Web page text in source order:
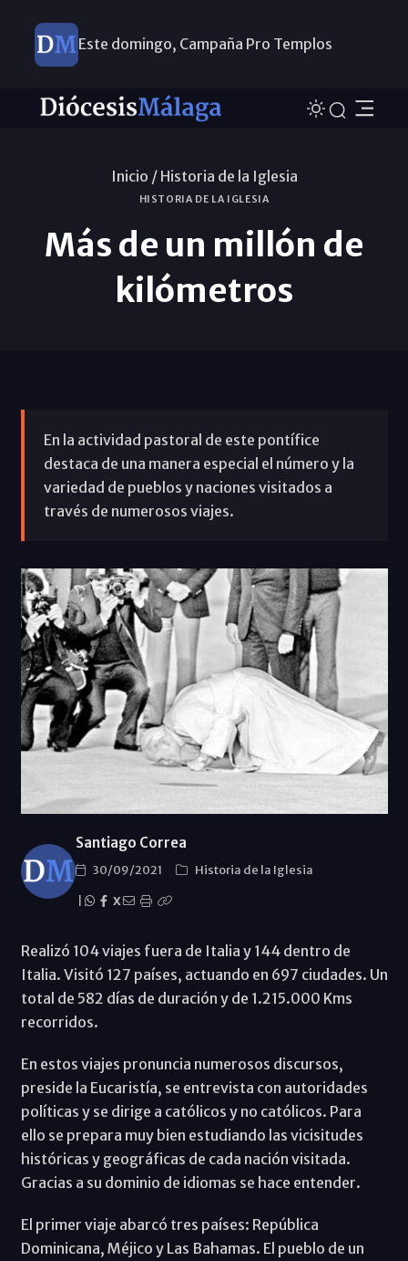
Este domingo, Campaña Pro Templos
Inicio / Historia de la Iglesia
HISTORIA DE LA IGLESIA
Más de un millón de
kilómetros
En la actividad pastoral de este pontífice
destaca de una manera especial el número y la
variedad de pueblos y naciones visitados a
través de numerosos viajes.
Santiago Correa
30/09/2021
Historia de la Iglesia
X
Realizó 104 viajes fuera de Italia y 144 dentro de
Italia. Visitó 127 países, actuando en 697 ciudades. Un
total de 582 días de duración y de 1.215.000 Kms
recorridos.
En estos viajes pronuncia numerosos discursos,
preside la Eucaristía, se entrevista con autoridades
políticas y se dirige a católicos y no católicos. Para
ello se prepara muy bien estudiando las vicisitudes
históricas y geográficas de cada nación visitada.
Gracias a su dominio de idiomas se hace entender.
El primer viaje abarcó tres países: República
Dominicana, Méjico y Las Bahamas. El pueblo de un